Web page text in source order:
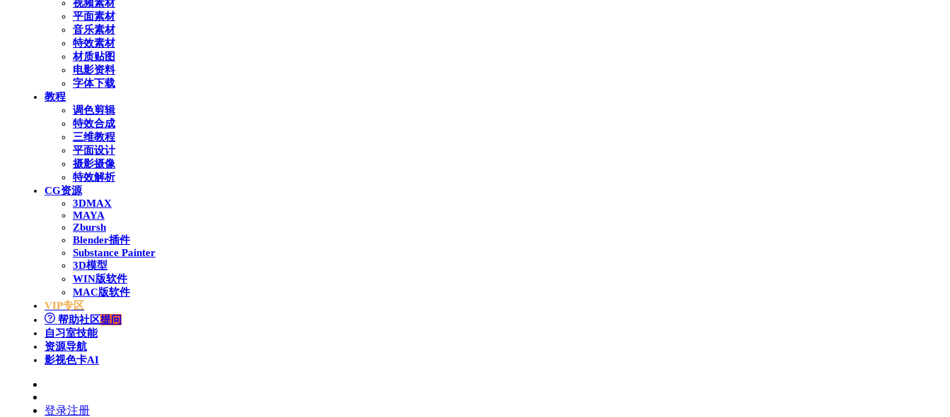
视频素材
平面素材
音乐素材
特效素材
材质贴图
电影资料
字体下载
教程
调色剪辑
特效合成
三维教程
平面设计
摄影摄像
特效解析
CG资源
3DMAX
MAYA
Zbursh
Blender插件
Substance Painter
3D模型
WIN版软件
MAC版软件
VIP专区
帮助社区提问
自习室技能
资源导航
影视色卡AI
登录注册